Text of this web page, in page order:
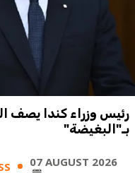
رئيس وزراء كندا يصف
بـ"البغيضة"
07 AUGUST 2026